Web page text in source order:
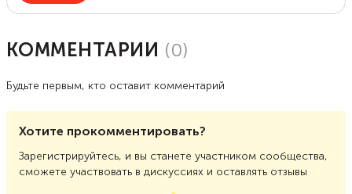
КОММЕНТАРИИ (0)
Будьте первым, кто оставит комментарий
Хотите прокомментировать?
Зарегистрируйтесь, и вы станете участником сообщества,
сможете участвовать в дискуссиях и оставлять отзывы